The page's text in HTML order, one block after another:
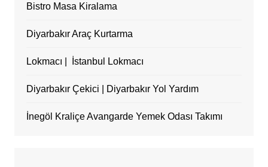
Bistro Masa Kiralama
Diyarbakır Araç Kurtarma
Lokmacı | İstanbul Lokmacı
Diyarbakır Çekici | Diyarbakır Yol Yardım
İnegöl Kraliçe Avangarde Yemek Odası Takımı